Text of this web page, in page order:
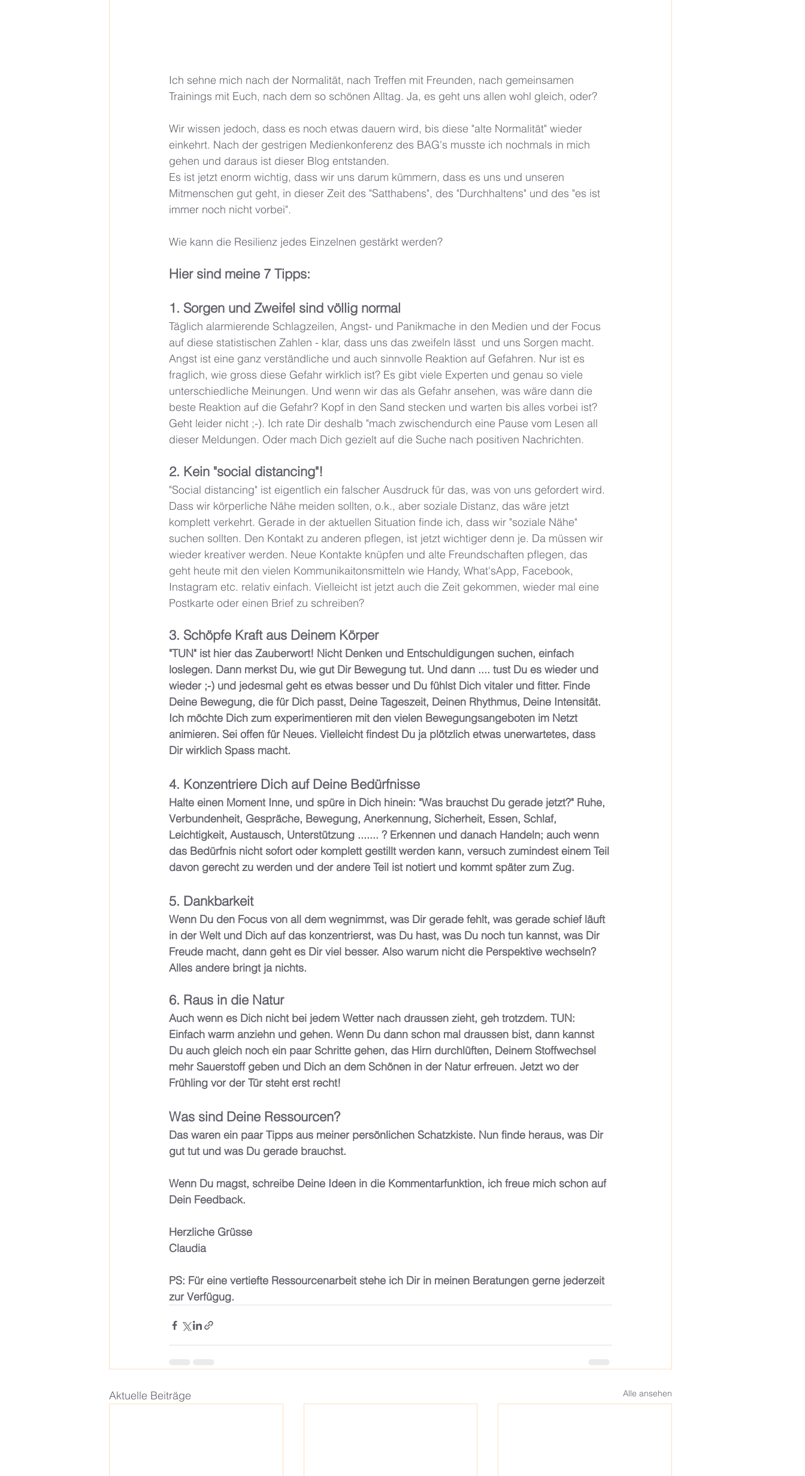
Ich sehne mich nach der Normalität, nach Treffen mit Freunden, nach gemeinsamen
Trainings mit Euch, nach dem so schönen Alltag. Ja, es geht uns allen wohl gleich, oder?
Wir wissen jedoch, dass es noch etwas dauern wird, bis diese "alte Normalität" wieder
einkehrt. Nach der gestrigen Medienkonferenz des BAG's musste ich nochmals in mich
gehen und daraus ist dieser Blog entstanden.
Es ist jetzt enorm wichtig, dass wir uns darum kümmern, dass es uns und unseren
Mitmenschen gut geht, in dieser Zeit des "Satthabens", des "Durchhaltens" und des "es ist
immer noch nicht vorbei".
Wie kann die Resilienz jedes Einzelnen gestärkt werden?
Hier sind meine 7 Tipps:
1. Sorgen und Zweifel sind völlig normal
Täglich alarmierende Schlagzeilen, Angst- und Panikmache in den Medien und der Focus
auf diese statistischen Zahlen - klar, dass uns das zweifeln lässt  und uns Sorgen macht.
Angst ist eine ganz verständliche und auch sinnvolle Reaktion auf Gefahren. Nur ist es
fraglich, wie gross diese Gefahr wirklich ist? Es gibt viele Experten und genau so viele
unterschiedliche Meinungen. Und wenn wir das als Gefahr ansehen, was wäre dann die
beste Reaktion auf die Gefahr? Kopf in den Sand stecken und warten bis alles vorbei ist?
Geht leider nicht ;-). Ich rate Dir deshalb "mach zwischendurch eine Pause vom Lesen all
dieser Meldungen. Oder mach Dich gezielt auf die Suche nach positiven Nachrichten.
2. Kein "social distancing"!
"Social distancing" ist eigentlich ein falscher Ausdruck für das, was von uns gefordert wird.
Dass wir körperliche Nähe meiden sollten, o.k., aber soziale Distanz, das wäre jetzt
komplett verkehrt. Gerade in der aktuellen Situation finde ich, dass wir "soziale Nähe"
suchen sollten. Den Kontakt zu anderen pflegen, ist jetzt wichtiger denn je. Da müssen wir
wieder kreativer werden. Neue Kontakte knüpfen und alte Freundschaften pflegen, das
geht heute mit den vielen Kommunikaitonsmitteln wie Handy, What'sApp, Facebook,
Instagram etc. relativ einfach. Vielleicht ist jetzt auch die Zeit gekommen, wieder mal eine
Postkarte oder einen Brief zu schreiben?
3. Schöpfe Kraft aus Deinem Körper
"TUN" ist hier das Zauberwort! Nicht Denken und Entschuldigungen suchen, einfach
loslegen. Dann merkst Du, wie gut Dir Bewegung tut. Und dann .... tust Du es wieder und
wieder ;-) und jedesmal geht es etwas besser und Du fühlst Dich vitaler und fitter. Finde
Deine Bewegung, die für Dich passt, Deine Tageszeit, Deinen Rhythmus, Deine Intensität.
Ich möchte Dich zum experimentieren mit den vielen Bewegungsangeboten im Netzt
animieren. Sei offen für Neues. Vielleicht findest Du ja plötzlich etwas unerwartetes, dass
Dir wirklich Spass macht.
4. Konzentriere Dich auf Deine Bedürfnisse
Halte einen Moment Inne, und spüre in Dich hinein: "Was brauchst Du gerade jetzt?" Ruhe,
Verbundenheit, Gespräche, Bewegung, Anerkennung, Sicherheit, Essen, Schlaf,
Leichtigkeit, Austausch, Unterstützung ....... ? Erkennen und danach Handeln; auch wenn
das Bedürfnis nicht sofort oder komplett gestillt werden kann, versuch zumindest einem Teil
davon gerecht zu werden und der andere Teil ist notiert und kommt später zum Zug.
5. Dankbarkeit
Wenn Du den Focus von all dem wegnimmst, was Dir gerade fehlt, was gerade schief läuft
in der Welt und Dich auf das konzentrierst, was Du hast, was Du noch tun kannst, was Dir
Freude macht, dann geht es Dir viel besser. Also warum nicht die Perspektive wechseln?
Alles andere bringt ja nichts.
6. Raus in die Natur
Auch wenn es Dich nicht bei jedem Wetter nach draussen zieht, geh trotzdem. TUN:
Einfach warm anziehn und gehen. Wenn Du dann schon mal draussen bist, dann kannst
Du auch gleich noch ein paar Schritte gehen, das Hirn durchlüften, Deinem Stoffwechsel
mehr Sauerstoff geben und Dich an dem Schönen in der Natur erfreuen. Jetzt wo der
Frühling vor der Tür steht erst recht!
Was sind Deine Ressourcen?
Das waren ein paar Tipps aus meiner persönlichen Schatzkiste. Nun finde heraus, was Dir
gut tut und was Du gerade brauchst.
Wenn Du magst, schreibe Deine Ideen in die Kommentarfunktion, ich freue mich schon auf
Dein Feedback.
Herzliche Grüsse
Claudia
PS: Für eine vertiefte Ressourcenarbeit stehe ich Dir in meinen Beratungen gerne jederzeit
zur Verfügug.
Aktuelle Beiträge Alle ansehen